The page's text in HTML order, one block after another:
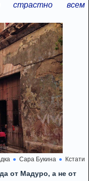
страстно всем
Сара Букина Кстати
от Мадуро, а не от